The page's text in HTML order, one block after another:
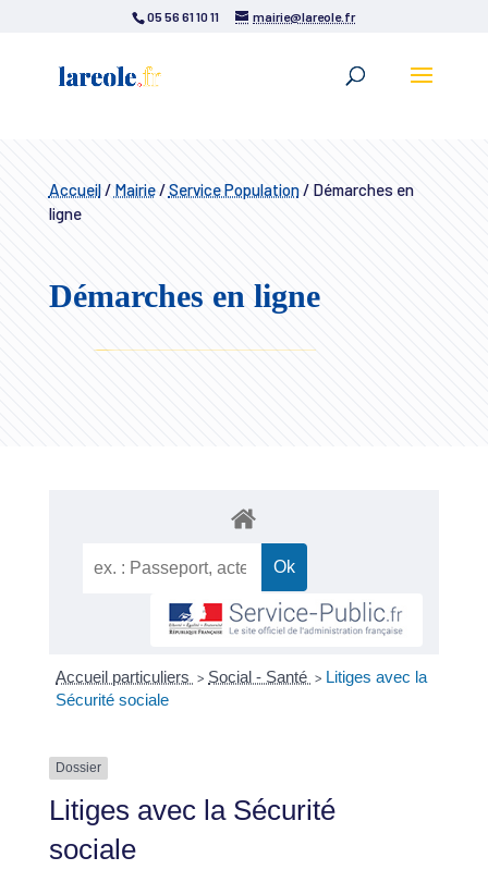
05 56 61 10 11 mairie@lareole.fr
Accueil/ Mairie/Service Population/Démarches en
ligne
Démarches en ligne
Accueil particuliers > Social - Santé > Litiges avec la
Sécurité sociale
Dossier
Litiges avec la Sécurité
sociale